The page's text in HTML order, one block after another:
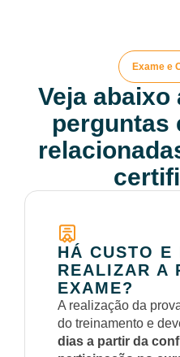
Exame e
Veja
perguntas
HÁ CUSTO E
REALIZAR A
EXAME?
A realização da
do treinamento e
dias a partir da